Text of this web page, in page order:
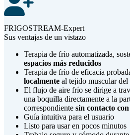
FRIGOSTREAM-Expert
Sus ventajas de un vistazo
Terapia de frío automatizada,
espacios más reducidos
Terapia de frío de eficacia
localmente al tejido muscular del
El flujo de aire frío se dirige a
una boquilla directamente a la
correspondiente sin contacto
Guía intuitiva para el usuario
Listo para usar en pocos minutos